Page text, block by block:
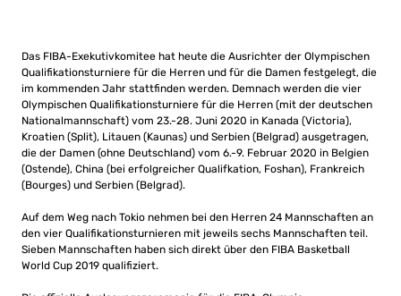
Das FIBA-Exekutivkomitee hat heute die Ausrichter der Olympischen
Qualifikationsturniere für die Herren und für die Damen festgelegt, die
im kommenden Jahr stattfinden werden. Demnach werden die vier
Olympischen Qualifikationsturniere für die Herren (mit der deutschen
Nationalmannschaft) vom 23.-28. Juni 2020 in Kanada (Victoria),
Kroatien (Split), Litauen (Kaunas) und Serbien (Belgrad) ausgetragen,
die der Damen (ohne Deutschland) vom 6.-9. Februar 2020 in Belgien
(Ostende), China (bei erfolgreicher Qualifkation, Foshan), Frankreich
(Bourges) und Serbien (Belgrad).
Auf dem Weg nach Tokio nehmen bei den Herren 24 Mannschaften an
den vier Qualifikationsturnieren mit jeweils sechs Mannschaften teil.
Sieben Mannschaften haben sich direkt über den FIBA ​​Basketball
World Cup 2019 qualifiziert.